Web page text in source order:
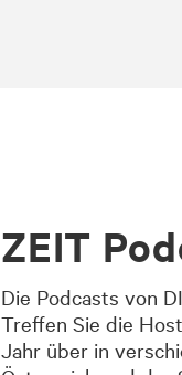
ZEIT
Die Podcasts von
Treffen Sie die
Jahr über in